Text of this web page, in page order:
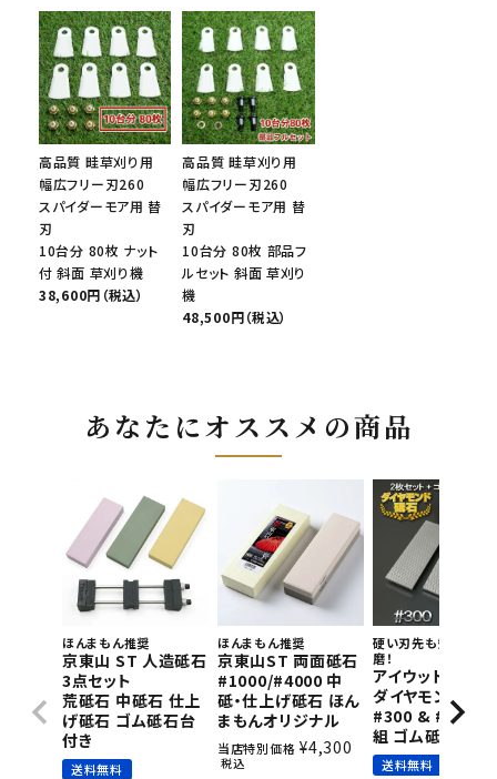
高品質 畦草刈り用
幅広フリー刃260
スパイダーモア用 替
刃
10台分 80枚 ナット
付 斜面 草刈り機
38,600円（税込）
高品質 畦草刈り用
幅広フリー刃260
スパイダーモア用 替
刃
10台分 80枚 部品フ
ルセット 斜面 草刈り
機
48,500円（税込）
あなたにオススメの商品
ほんまもん推奨
京東山 ST 人造砥石
3点セット
荒砥石 中砥石 仕上
げ砥石 ゴム砥石台
付き
送料無料
ほんまもん推奨
京東山ST 両面砥石
#1000/#4000 中
砥・仕上げ砥石 ほん
まもんオリジナル
当店特別価格 ¥4,300
税込
硬い刃先も短時間で
磨！
アイウッド 片面
ダイヤモンド砥石
#300 & #800 2
組 ゴム砥石台付
送料無料